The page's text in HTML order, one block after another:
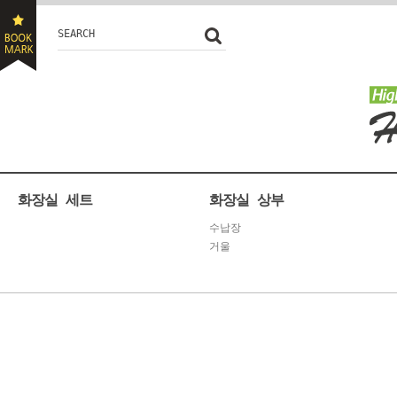
SEARCH
화장실 세트 화장실 상부
수납장
거울